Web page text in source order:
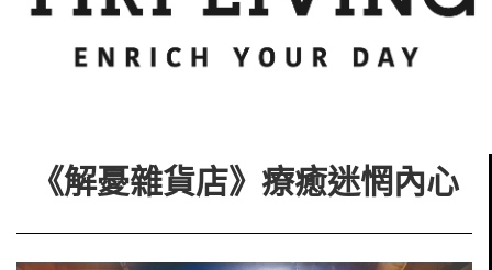
《解憂雜貨店》療癒迷惘內心